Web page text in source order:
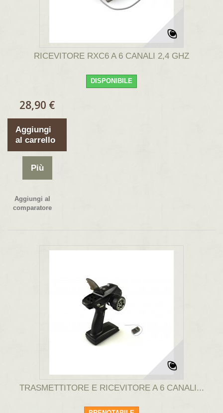
RICEVITORE RXC6 A 6 CANALI 2,4 GHZ
DISPONIBILE
28,90 €
Aggiungi
al carrello
Più
Aggiungi al
comparatore
TRASMETTITORE E RICEVITORE A 6 CANALI...